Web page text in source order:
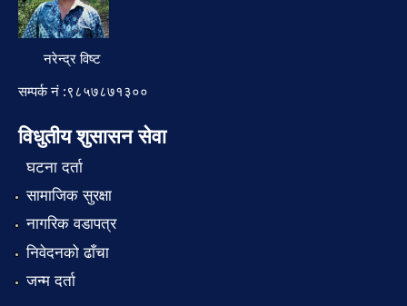
नरेन्द्र विष्ट
सम्पर्क नं :९८५७८७१३००
विधुतीय शुसासन सेवा
घटना दर्ता
सामाजिक सुरक्षा
नागरिक वडापत्र
निवेदनको ढाँचा
जन्म दर्ता